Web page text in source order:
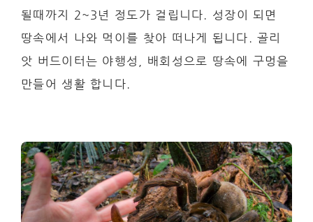
될때까지 2~3년 정도가 걸립니다. 성장이 되면
땅속에서 나와 먹이를 찾아 떠나게 됩니다. 골리
앗 버드이터는 야행성, 배회성으로 땅속에 구멍을
만들어 생활 합니다.